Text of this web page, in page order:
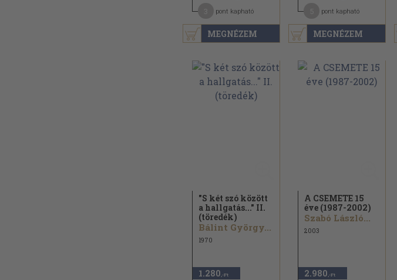
MEGNÉZEM
pont kapható
MEGNÉZEM
pont kapható
"S két szó között
a hallgatás..." II.
(töredék)
Bálint György...
1970
1.280 ,-Ft
A CSEMETE 15
éve (1987-2002)
Szabó László...
2003
2.980 ,-Ft